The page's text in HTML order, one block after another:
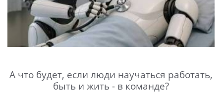
А что будет, если люди научаться работать,
быть и жить - в команде?